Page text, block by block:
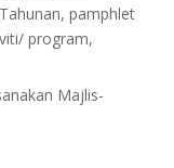
pamphlet
program,
Majlis-